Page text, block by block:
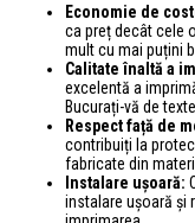
Economie de
ca preț decât cele
mult cu mai puțini
Calitate înaltă a
excelentă a
Bucurați-vă de
Respect față de
contribuiți la
fabricate din
Instalare ușoară:
instalare ușoară și